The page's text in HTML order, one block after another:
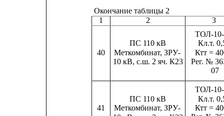
ТОЛ-
Кл.т.
Ктт =
Рег. №
07
ТОЛ-
Кл.т.
Ктт =
Окончание таблицы 2
1
2 3
ПС 110 кВ
40
Меткомбинат, ЗРУ-
10 кВ, с.ш. 2 яч. К23
ПС 110 кВ
41
Меткомбинат, ЗРУ-